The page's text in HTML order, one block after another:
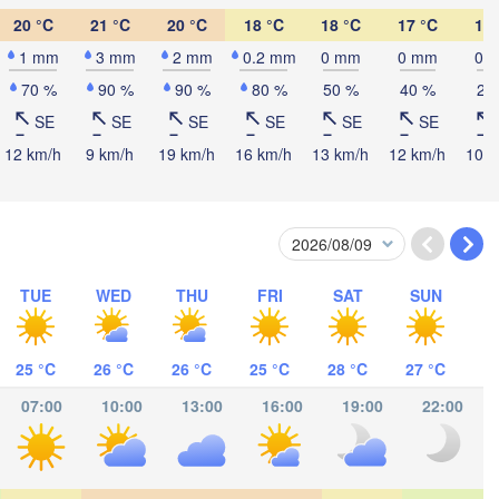
20 °C
1 mm
70 %
SE
12 km/h
21 °C
3 mm
90 %
SE
9 km/h
20 °C
2 mm
90 %
SE
19 km/h
18 °C
0.2 mm
80 %
SE
16 km/h
18 °C
0 mm
50 %
SE
13 km/h
17 °C
0 mm
40 %
SE
12 km/h
15
0
20
10
TUE
25 °C
WED
26 °C
THU
26 °C
FRI
25 °C
SAT
28 °C
SUN
27 °C
07:00 10:00 13:00 16:00 19:00 22:00
Lucknow Siliguri
日喀则市
(Shigatse)
काठमाडौं
(Kathmandu)
Gorakhpur
(Pokhara)